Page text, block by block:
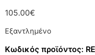
105.00€
Εξαντλημένο
Κωδικός προϊόντος: